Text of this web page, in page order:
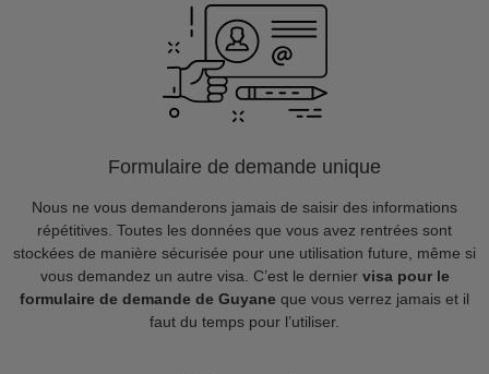
Formulaire de demande unique
Nous ne vous demanderons jamais de saisir des informations
répétitives. Toutes les données que vous avez rentrées sont
stockées de manière sécurisée pour une utilisation future, même si
vous demandez un autre visa. C’est le dernier visa pour le
formulaire de demande de Guyane que vous verrez jamais et il
faut du temps pour l’utiliser.